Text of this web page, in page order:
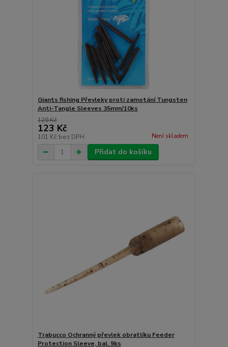
Giants fishing Převleky proti zamotání Tungsten
Anti-Tangle Sleeves 35mm/10ks
129 Kč
123 Kč
101 Kč bez DPH Není skladem
Přidat do košíku
Trabucco Ochranný převlek obratlíku Feeder
Protection Sleeve, bal. 9ks